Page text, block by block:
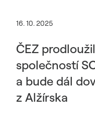
16. 10. 2025
ČEZ
společností
a bude dál
z Alžírska